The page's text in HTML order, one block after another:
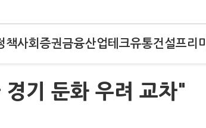
책사회 증권금융산업테크유통건설프리
경기 둔화 우려 교차"